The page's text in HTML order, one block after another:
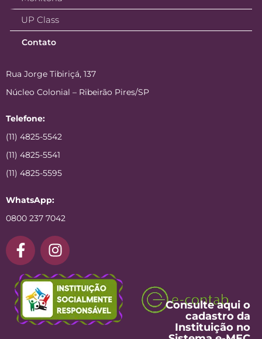
UP Class
Contato
Rua Jorge Tibiriçá, 137
Núcleo Colonial – Ribeirão Pires/SP
Telefone:
(11) 4825-5542
(11) 4825-5541
(11) 4825-5595
WhatsApp:
0800 237 7042
Consulte aqui o
cadastro da
Instituição no